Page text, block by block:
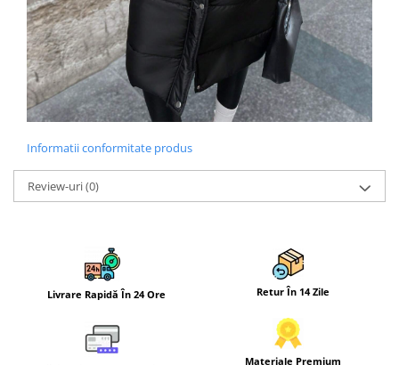
Informatii conformitate produs
Review-uri(0)
Livrare Rapidă În 24 Ore Retur În 14 Zile
Materiale Premium